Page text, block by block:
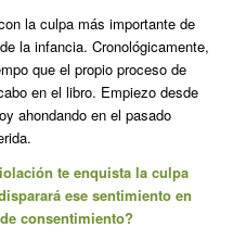
la culpa más importante de
la infancia. Cronológicamente,
que el propio proceso de
en el libro. Empiezo desde
ahondando en el pasado
te enquista la culpa
ese sentimiento en
consentimiento?